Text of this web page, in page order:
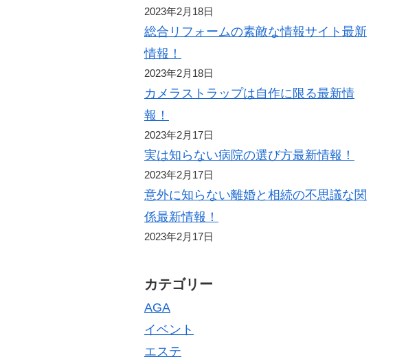
2023年2月18日
総合リフォームの素敵な情報サイト最新
情報！
2023年2月18日
カメラストラップは自作に限る最新情
報！
2023年2月17日
実は知らない病院の選び方最新情報！
2023年2月17日
意外に知らない離婚と相続の不思議な関
係最新情報！
2023年2月17日
カテゴリー
AGA
イベント
エステ